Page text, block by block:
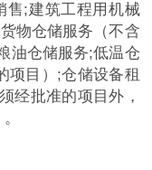
售;建筑工程用机械
物仓储服务（不含
油仓储服务;低温仓
项目）;仓储设备租
经批准的项目外，